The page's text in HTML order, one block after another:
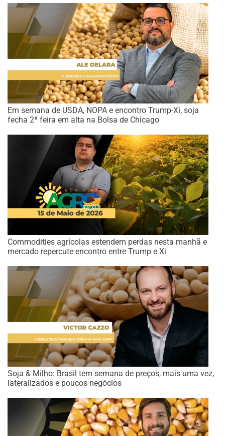
Em semana de USDA, NOPA e encontro Trump-Xi, soja
fecha 2ª feira em alta na Bolsa de Chicago
Commodities agrícolas estendem perdas nesta manhã e
mercado repercute encontro entre Trump e Xi
Soja & Milho: Brasil tem semana de preços, mais uma vez,
lateralizados e poucos negócios